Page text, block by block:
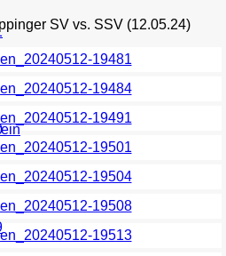
SV vs. SSV (12.05.24)